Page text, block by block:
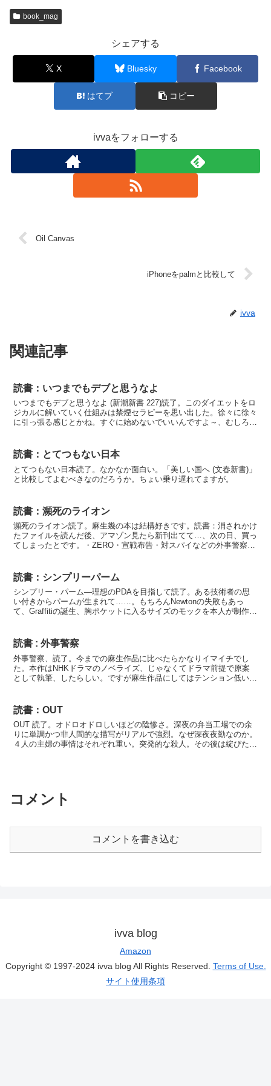
book_mag
シェアする
X Bluesky Facebook
はてブ コピー
ivvaをフォローする
Oil Canvas
iPhoneをpalmと比較して
ivva
関連記事
読書：いつまでもデブと思うなよ
いつまでもデブと思うなよ (新潮新書 227)読了。このダイエットをロ
ジカルに解いていく仕組みは禁煙セラピーを思い出した。徐々に徐々
に引っ張る感じとかね。すぐに始めないでいいんですよ～、むしろす
読書：とてつもない日本
とてつもない日本読了。なかなか面白い。「美しい国へ (文春新書)」
と比較してよむべきなのだろうか。ちょい乗り遅れてますが。
読書：瀕死のライオン
瀕死のライオン読了。麻生幾の本は結構好きです。読書：消されかけ
たファイルを読んだ後、アマゾン見たら新刊出てて…、次の日、買っ
てしまったとです。・ZERO・宣戦布告・対スパイなどの外事警察、
読書：シンプリーパーム
シンプリー・パーム―理想のPDAを目指して読了。ある技術者の思
い付きからパームが生まれて……。もちろんNewtonの失敗もあっ
て、Graffitiの誕生、胸ポケットに入るサイズのモックを本人が制作、
読書 : 外事警察
外事警察、読了。今までの麻生作品に比べたらかなりイマイチでし
た。本作はNHKドラマのノベライズ、じゃなくてドラマ前提で原案
として執筆、したらしい。ですが麻生作品にしてはテンション低い
読書：OUT
OUT 読了。オドロオドロしいほどの陰惨さ。深夜の弁当工場での余
りに単調かつ非人間的な描写がリアルで強烈。なぜ深夜夜勤なのか。
４人の主婦の事情はそれぞれ重い。突発的な殺人。その後は綻びたり
コメント
コメントを書き込む
ivva blog
Amazon
Copyright © 1997-2024 ivva blog All Rights Reserved. Terms of Use.
サイト使用条項